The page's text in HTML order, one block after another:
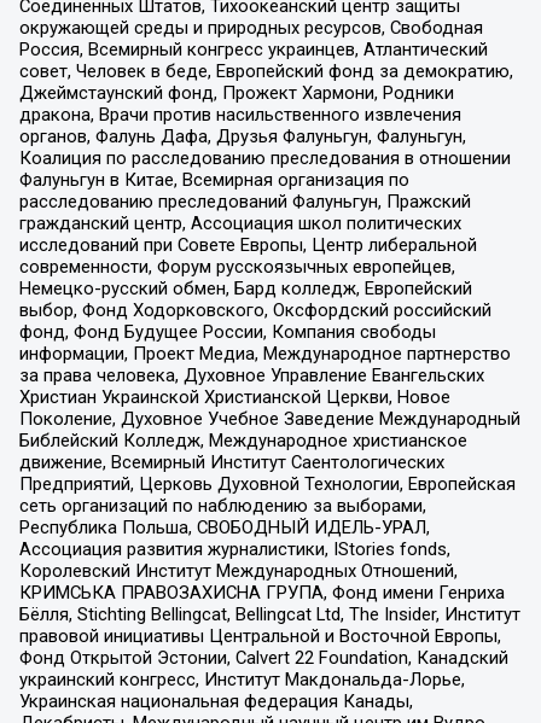
Соединенных Штатов, Тихоокеанский центр защиты
окружающей среды и природных ресурсов, Свободная
Россия, Всемирный конгресс украинцев, Атлантический
совет, Человек в беде, Европейский фонд за демократию,
Джеймстаунский фонд, Прожект Хармони, Родники
дракона, Врачи против насильственного извлечения
органов, Фалунь Дафа, Друзья Фалуньгун, Фалуньгун,
Коалиция по расследованию преследования в отношении
Фалуньгун в Китае, Всемирная организация по
расследованию преследований Фалуньгун, Пражский
гражданский центр, Ассоциация школ политических
исследований при Совете Европы, Центр либеральной
современности, Форум русскоязычных европейцев,
Немецко-русский обмен, Бард колледж, Европейский
выбор, Фонд Ходорковского, Оксфордский российский
фонд, Фонд Будущее России, Компания свободы
информации, Проект Медиа, Международное партнерство
за права человека, Духовное Управление Евангельских
Христиан Украинской Христианской Церкви, Новое
Поколение, Духовное Учебное Заведение Международный
Библейский Колледж, Международное христианское
движение, Всемирный Институт Саентологических
Предприятий, Церковь Духовной Технологии, Европейская
сеть организаций по наблюдению за выборами,
Республика Польша, СВОБОДНЫЙ ИДЕЛЬ-УРАЛ,
Ассоциация развития журналистики, IStories fonds,
Королевский Институт Международных Отношений,
КРИМСЬКА ПРАВОЗАХИСНА ГРУПА, Фонд имени Генриха
Бёлля, Stichting Bellingcat, Bellingcat Ltd, The Insider, Институт
правовой инициативы Центральной и Восточной Европы,
Фонд Открытой Эстонии, Calvert 22 Foundation, Канадский
украинский конгресс, Институт Макдональда-Лорье,
Украинская национальная федерация Канады,